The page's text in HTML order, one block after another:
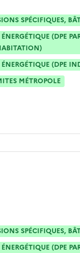
SPÉCIFIQUES,
(DPE
ÉNERGÉTIQUE (DPE
MÉTROPOLE
SPÉCIFIQUES,
(DPE